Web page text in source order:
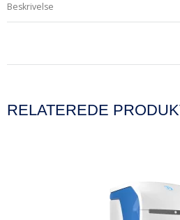
Beskrivelse
RELATEREDE